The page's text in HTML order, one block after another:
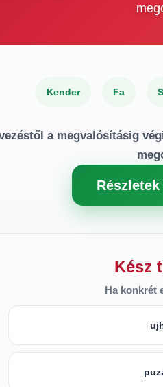
Kender Fa
a megvalósításig
Kész
Ha konkrét